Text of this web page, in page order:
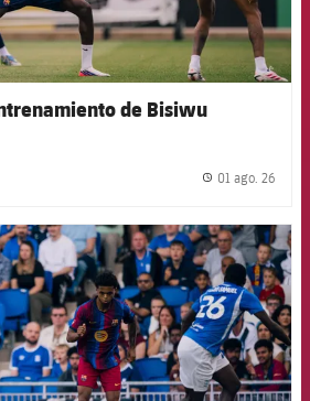
de Bisiwu
01 ago. 26
FCB Barcelona badge